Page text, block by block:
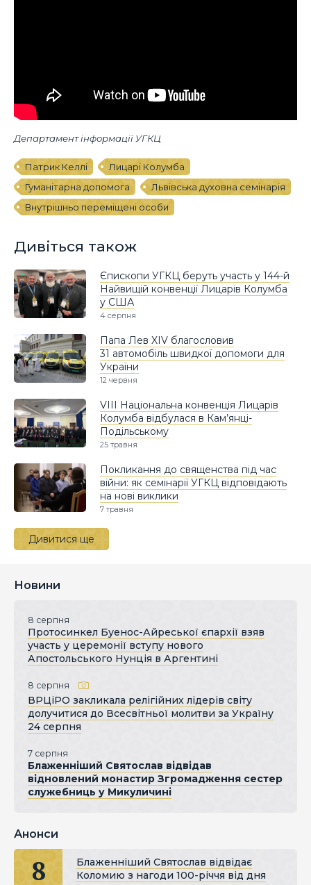
Департамент інформації УГКЦ
Патрик Келлі
Лицарі Колумба
Гуманітарна допомога
Львівська духовна семінарія
Внутрішньо переміщені особи
Дивіться також
Єпископи УГКЦ беруть участь у 144-й
Найвищій конвенції Лицарів Колумба
у США
4 серпня
Папа Лев XIV благословив
31 автомобіль швидкої допомоги для
України
12 червня
VIII Національна конвенція Лицарів
Колумба відбулася в Кам’янці-
Подільському
25 травня
Покликання до священства під час
війни: як семінарії УГКЦ відповідають
на нові виклики
7 травня
Дивитися ще
Новини
8 серпня
Протосинкел Буенос-Айреської єпархії взяв
участь у церемонії вступу нового
Апостольського Нунція в Аргентині
8 серпня
ВРЦіРО закликала релігійних лідерів світу
долучитися до Всесвітньої молитви за Україну
24 серпня
7 серпня
Блаженніший Святослав відвідав
відновлений монастир Згромадження сестер
служебниць у Микуличині
Анонси
8
Блаженніший Святослав відвідає
Коломию з нагоди 100-річчя від дня